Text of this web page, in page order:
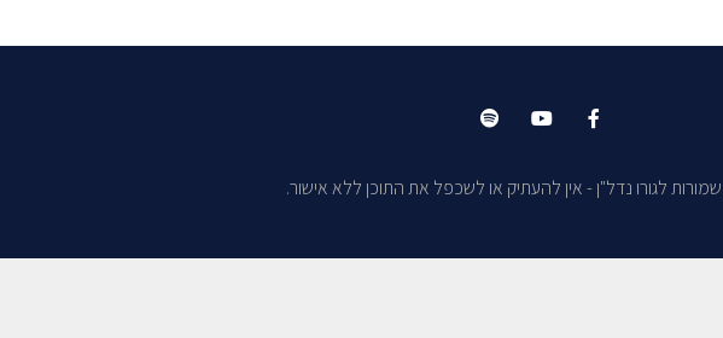
שמורות לגורו נדל"ן - אין להעתיק או לשכפל את התוכן ללא אישור.